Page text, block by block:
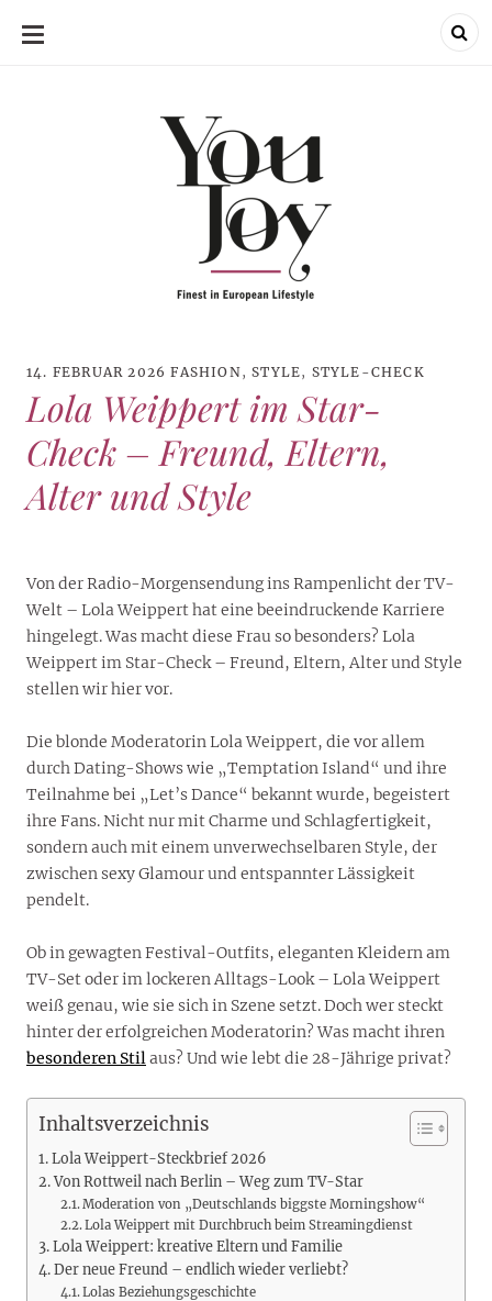
SKIP
14. FEBRUAR 2026 FASHION,STYLE, STYLE-CHECK
Lola Weippert im Star-
Check – Freund, Eltern,
Alter und Style
Von der Radio-Morgensendung ins Rampenlicht der TV-
Welt – Lola Weippert hat eine beeindruckende Karriere
hingelegt. Was macht diese Frau so besonders? Lola
Weippert im Star-Check – Freund, Eltern, Alter und Style
stellen wir hier vor.
Die blonde Moderatorin Lola Weippert, die vor allem
durch Dating-Shows wie „Temptation Island“ und ihre
Teilnahme bei „Let’s Dance“ bekannt wurde, begeistert
ihre Fans. Nicht nur mit Charme und Schlagfertigkeit,
sondern auch mit einem unverwechselbaren Style, der
zwischen sexy Glamour und entspannter Lässigkeit
pendelt.
Ob in gewagten Festival-Outfits, eleganten Kleidern am
TV-Set oder im lockeren Alltags-Look – Lola Weippert
weiß genau, wie sie sich in Szene setzt. Doch wer steckt
hinter der erfolgreichen Moderatorin? Was macht ihren
besonderen Stilaus? Und wie lebt die 28-Jährige privat?
Inhaltsverzeichnis
Lola Weippert-Steckbrief 2026
Von Rottweil nach Berlin – Weg zum TV-Star
Moderation von „Deutschlands biggste Morningshow“
Lola Weippert mit Durchbruch beim Streamingdienst
Lola Weippert: kreative Eltern und Familie
Der neue Freund – endlich wieder verliebt?
Lolas Beziehungsgeschichte